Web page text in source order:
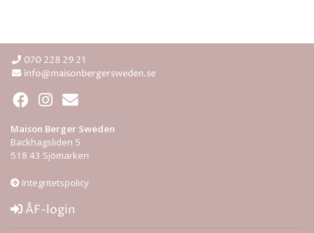
070 228 29 21
info@maisonbergersweden.se
Maison Berger Sweden
Backhagsliden 5
518 43 Sjömarken
Integritetspolicy
ÅF-login